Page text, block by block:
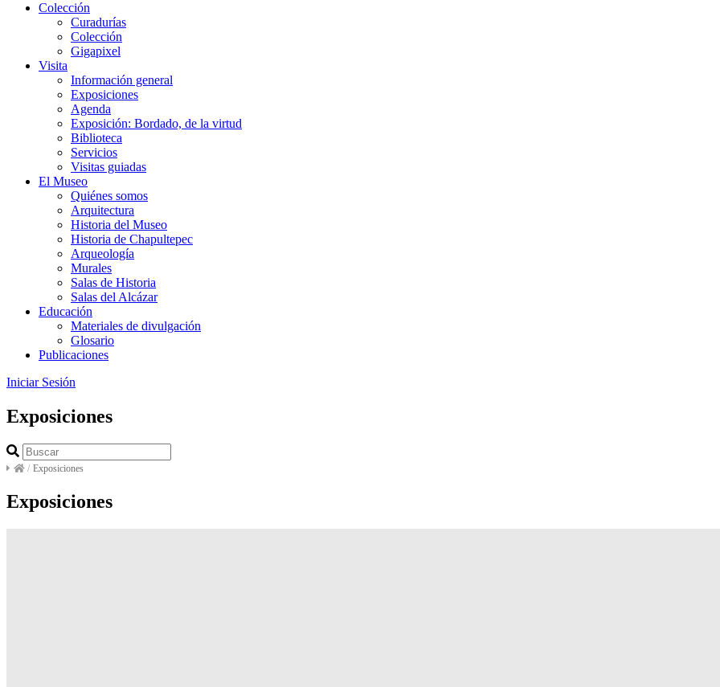
Colección
Curadurías
Colección
Gigapixel
Visita
Información general
Exposiciones
Agenda
Exposición: Bordado, de la virtud
Biblioteca
Servicios
Visitas guiadas
El Museo
Quiénes somos
Arquitectura
Historia del Museo
Historia de Chapultepec
Arqueología
Murales
Salas de Historia
Salas del Alcázar
Educación
Materiales de divulgación
Glosario
Publicaciones
Iniciar Sesión
Exposiciones
/ Exposiciones
Exposiciones